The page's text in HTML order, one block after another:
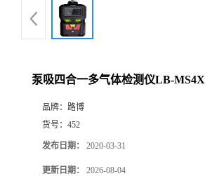
品
厅
泵吸四合一多气体检测仪LB-MS4X
品牌： 路博
货号： 452
发布日期： 2020-03-31
更新日期： 2026-08-04